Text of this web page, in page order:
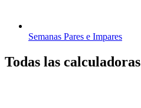
Semanas Pares e Impares
Todas las calculadoras